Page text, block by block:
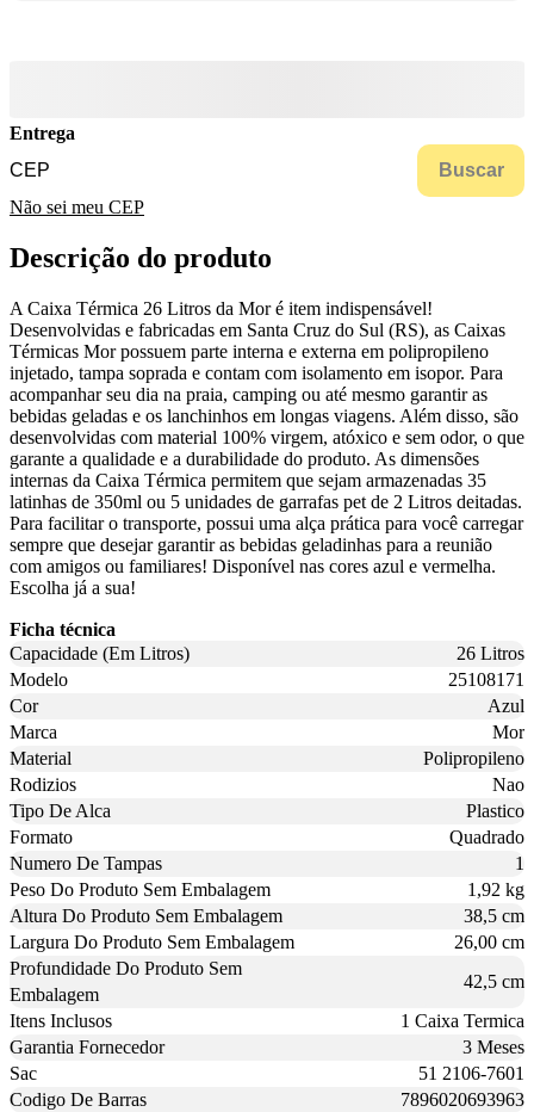
Entrega
Buscar
Não sei meu CEP
Descrição do produto
A Caixa Térmica 26 Litros da Mor é item indispensável!
Desenvolvidas e fabricadas em Santa Cruz do Sul (RS), as Caixas
Térmicas Mor possuem parte interna e externa em polipropileno
injetado, tampa soprada e contam com isolamento em isopor. Para
acompanhar seu dia na praia, camping ou até mesmo garantir as
bebidas geladas e os lanchinhos em longas viagens. Além disso, são
desenvolvidas com material 100% virgem, atóxico e sem odor, o que
garante a qualidade e a durabilidade do produto. As dimensões
internas da Caixa Térmica permitem que sejam armazenadas 35
latinhas de 350ml ou 5 unidades de garrafas pet de 2 Litros deitadas.
Para facilitar o transporte, possui uma alça prática para você carregar
sempre que desejar garantir as bebidas geladinhas para a reunião
com amigos ou familiares! Disponível nas cores azul e vermelha.
Escolha já a sua!
Ficha técnica
Capacidade (Em Litros)
26 Litros
Modelo
25108171
Cor
Azul
Marca
Mor
Material
Polipropileno
Rodizios
Nao
Tipo De Alca
Plastico
Formato
Quadrado
Numero De Tampas
1
Peso Do Produto Sem Embalagem
1,92 kg
Altura Do Produto Sem Embalagem
38,5 cm
Largura Do Produto Sem Embalagem
26,00 cm
Profundidade Do Produto Sem
Embalagem
42,5 cm
Itens Inclusos
1 Caixa Termica
Garantia Fornecedor
3 Meses
Sac
51 2106-7601
Codigo De Barras
7896020693963